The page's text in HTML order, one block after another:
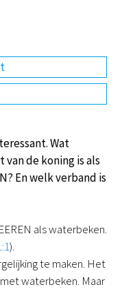
Wat
de koning is als
En welk verband is
als waterbeken.
).
te maken. Het
waterbeken. Maar